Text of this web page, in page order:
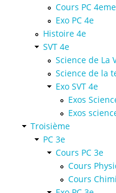
Cours PC 4eme
Exo PC 4e
Histoire 4e
SVT 4e
Science de La
Science de la
Exo SVT 4e
Exos
Exos
Troisième
PC 3e
Cours PC 3e
Cours
Cours